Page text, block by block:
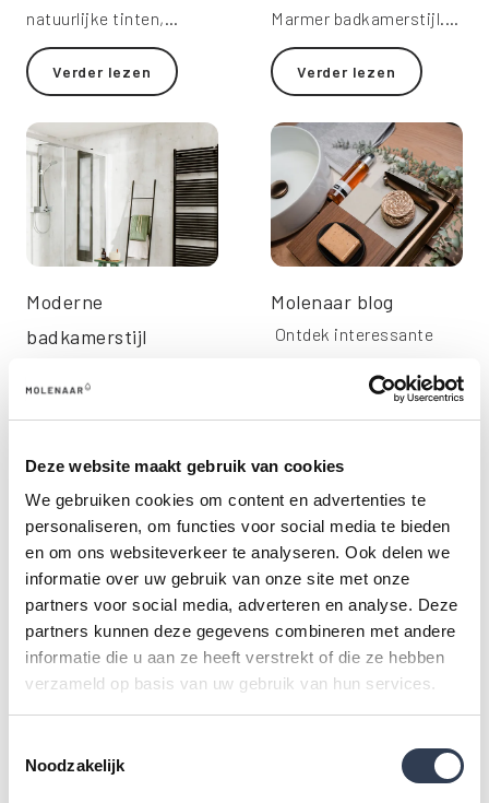
Deze website maakt gebruik van cookies
We gebruiken cookies om content en advertenties te
personaliseren, om functies voor social media te bieden
en om ons websiteverkeer te analyseren. Ook delen we
informatie over uw gebruik van onze site met onze
partners voor social media, adverteren en analyse. Deze
partners kunnen deze gegevens combineren met andere
informatie die u aan ze heeft verstrekt of die ze hebben
verzameld op basis van uw gebruik van hun services.
Noodzakelijk
natuurlijke tinten,
houten details en
Scandinavische
Verder lezen
Marmer badkamerstijl.
Modern en chic worden
hier gecombineerd.
Verder lezen
Moderne
badkamerstijl
badkamerstijl is de
ultieme luxe wilt ervaren
in je badkamer.
badkamerstijl
Molenaar blog
Ontdek interessante
trends, tips en
innovaties op het gebied
van badkamers.
badkamer